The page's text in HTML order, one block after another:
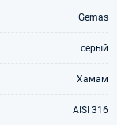
Gemas
серый
Хамам
AISI 316